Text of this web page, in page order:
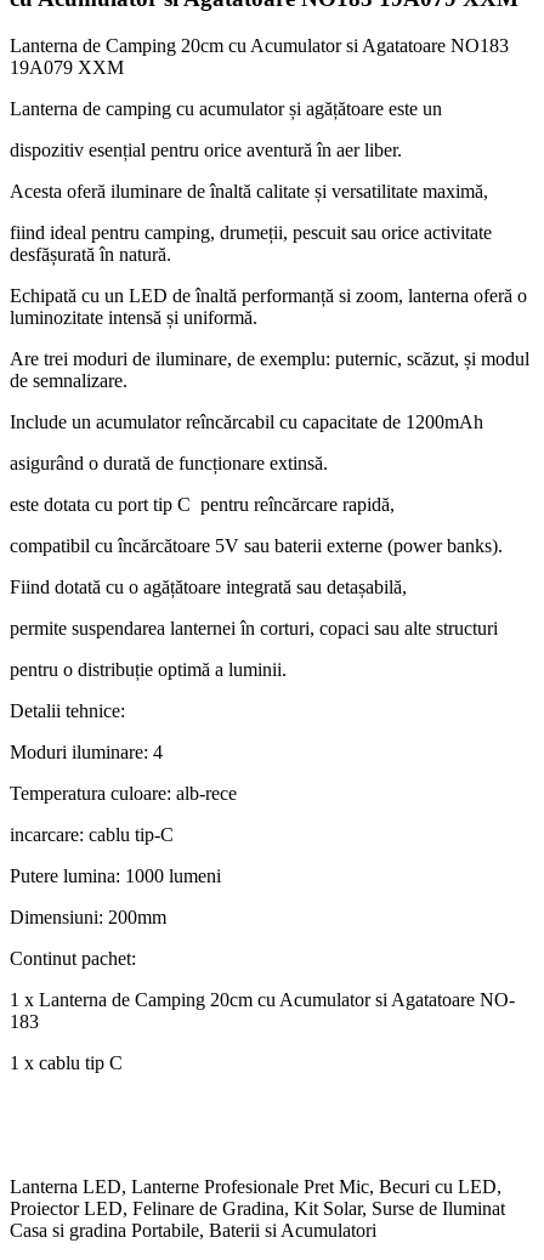
Lanterna de Camping 20cm cu Acumulator si Agatatoare NO183
19A079 XXM
Lanterna de camping cu acumulator și agățătoare este un
dispozitiv esențial pentru orice aventură în aer liber.
Acesta oferă iluminare de înaltă calitate și versatilitate maximă,
fiind ideal pentru camping, drumeții, pescuit sau orice activitate
desfășurată în natură.
Echipată cu un LED de înaltă performanță si zoom, lanterna oferă o
luminozitate intensă și uniformă.
Are trei moduri de iluminare, de exemplu: puternic, scăzut, și modul
de semnalizare.
Include un acumulator reîncărcabil cu capacitate de 1200mAh
asigurând o durată de funcționare extinsă.
este dotata cu port tip C pentru reîncărcare rapidă,
compatibil cu încărcătoare 5V sau baterii externe (power banks).
Fiind dotată cu o agățătoare integrată sau detașabilă,
permite suspendarea lanternei în corturi, copaci sau alte structuri
pentru o distribuție optimă a luminii.
Detalii tehnice:
Moduri iluminare: 4
Temperatura culoare: alb-rece
incarcare: cablu tip-C
Putere lumina: 1000 lumeni
Dimensiuni: 200mm
Continut pachet:
1 x Lanterna de Camping 20cm cu Acumulator si Agatatoare NO-
183
1 x cablu tip C
Lanterna LED, Lanterne Profesionale Pret Mic, Becuri cu LED,
Proiector LED, Felinare de Gradina, Kit Solar, Surse de Iluminat
Casa si gradina Portabile, Baterii si Acumulatori